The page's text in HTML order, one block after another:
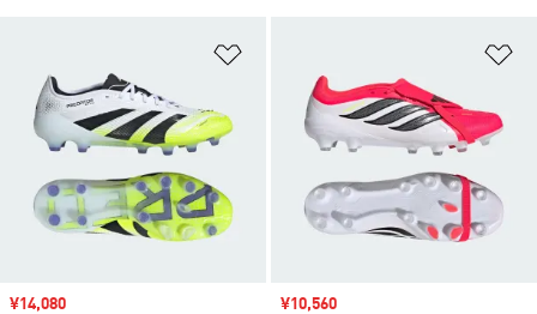
セール価格
¥14,080
セール価格
¥10,560